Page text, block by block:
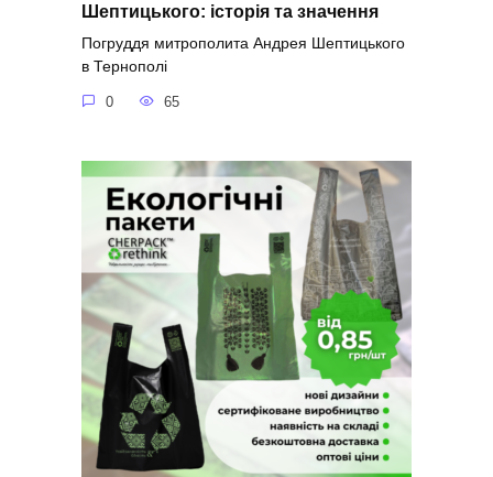
Шептицького: історія та значення
Погруддя митрополита Андрея Шептицького
в Тернополі
0 65